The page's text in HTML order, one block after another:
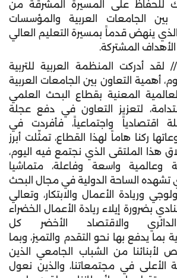
للحفاظ على المسيرة المشرقة من
بين الجامعات العربية والمؤسسات
الذي ينهض قدماً بمسيرة التعليم العالي
المشتركة.
أدركت المنظمة العربية للتربية
أهمية التعاون بين الجامعات العربية
المعنية بقطاع البحث العلمي
لتعزيز التعاون في دفع عجلة
اقتصادياً واجتماعياً، فأفردت في
ركنا هاماً لهذا القطاع، تمثّلت أبرز
هذا الملتقى الذي نجتمع فيه اليوم،
وعالمية واسعة وفاعلة، متماشيا
تشهده الساحة الدولية في مجال البحث
وريادة الأعمال والابتكار، وتعالي
بضرورة إيلاء ريادة الأعمال الخضراء
والاقتصاد الأخضر كل
بما يدفع بها نحو التقدم والتميز، وبما
لأبنائنا من الشباب الجامعي الذين
الأعلى في مجتمعاتنا، والذين نعول